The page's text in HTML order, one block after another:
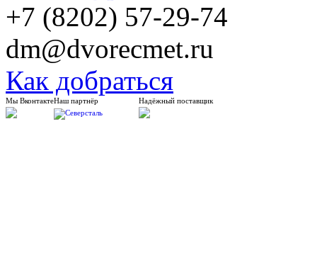
+7 (8202) 57-29-74
dm@dvorecmet.ru
Как добраться
Мы ВконтактеНаш партнёр Надёжный поставщик